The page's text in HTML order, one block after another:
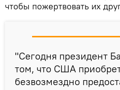
чтобы пожертвовать их
"Сегодня президент
том, что США
безвозмездно